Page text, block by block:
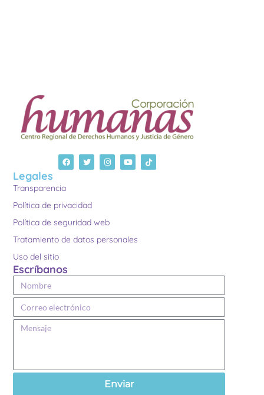
Legales
Transparencia
Política de privacidad
Política de seguridad web
Tratamiento de datos personales
Uso del sitio
Escríbanos
Enviar